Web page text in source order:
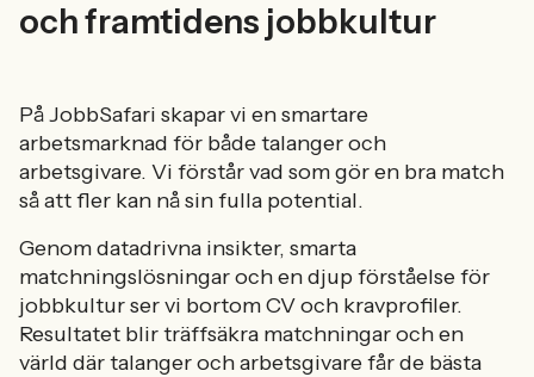
och framtidens jobbkultur
På JobbSafari skapar vi en smartare
arbetsmarknad för både talanger och
arbetsgivare. Vi förstår vad som gör en bra match
så att fler kan nå sin fulla potential.
Genom datadrivna insikter, smarta
matchningslösningar och en djup förståelse för
jobbkultur ser vi bortom CV och kravprofiler.
Resultatet blir träffsäkra matchningar och en
värld där talanger och arbetsgivare får de bästa